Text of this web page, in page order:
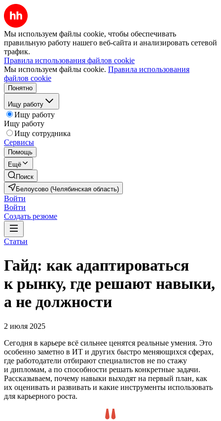
Мы используем файлы cookie, чтобы обеспечивать
правильную работу нашего веб-сайта и анализировать сетевой
трафик.
Правила использования файлов cookie
Мы используем файлы cookie. Правила использования
файлов cookie
Понятно
Ищу работу
Ищу работу
Ищу работу
Ищу сотрудника
Сервисы
Помощь
Ещё
Поиск
Белоусово (Челябинская область)
Войти
Войти
Создать резюме
Статьи
Гайд: как адаптироваться
к рынку, где решают навыки,
а не должности
2 июля 2025
Сегодня в карьере всё сильнее ценятся реальные умения. Это
особенно заметно в ИТ и других быстро меняющихся сферах,
где работодатели отбирают специалистов не по стажу
и дипломам, а по способности решать конкретные задачи.
Рассказываем, почему навыки выходят на первый план, как
их оценивать и развивать и какие инструменты использовать
для карьерного роста.